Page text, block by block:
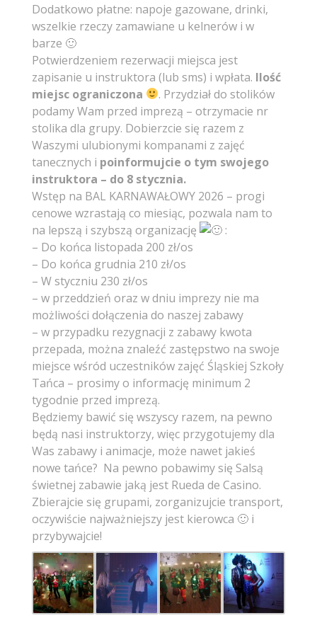
Dodatkowo płatne: napoje gazowane, drinki,
wszelkie rzeczy zamawiane u kelnerów i w
barze 🙂
Potwierdzeniem rezerwacji miejsca jest
zapisanie u instruktora (lub sms) i wpłata. Ilość
miejsc ograniczona
. Przydział do stolików
podamy Wam przed imprezą – otrzymacie nr
stolika dla grupy. Dobierzcie się razem z
Waszymi ulubionymi kompanami z zajęć
tanecznych i poinformujcie o tym swojego
instruktora – do 8 stycznia.
Wstęp na BAL KARNAWAŁOWY 2026 – progi
cenowe wzrastają co miesiąc, pozwala nam to
na lepszą i szybszą organizację
:
– Do końca listopada 200 zł/os
– Do końca grudnia 210 zł/os
– W styczniu 230 zł/os
– w przeddzień oraz w dniu imprezy nie ma
możliwości dołączenia do naszej zabawy
– w przypadku rezygnacji z zabawy kwota
przepada, można znaleźć zastępstwo na swoje
miejsce wśród uczestników zajęć Śląskiej Szkoły
Tańca – prosimy o informację minimum 2
tygodnie przed imprezą.
Będziemy bawić się wszyscy razem, na pewno
będą nasi instruktorzy, więc przygotujemy dla
Was zabawy i animacje, może nawet jakieś
nowe tańce? Na pewno pobawimy się Salsą
świetnej zabawie jaką jest Rueda de Casino.
Zbierajcie się grupami, zorganizujcie transport,
oczywiście najważniejszy jest kierowca 🙂 i
przybywajcie!